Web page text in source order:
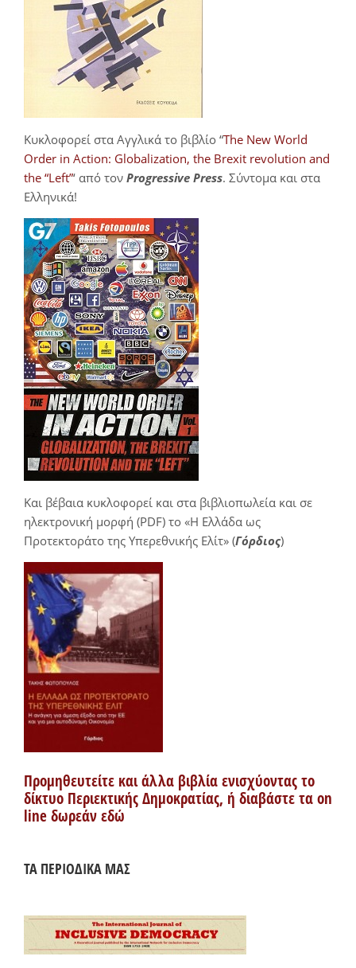
Κυκλοφορεί στα Αγγλικά το βιβλίο “The New World
Order in Action: Globalization, the Brexit revolution and
the “Left”‘ από τον Progressive Press. Σύντομα και στα
Ελληνικά!
Και βέβαια κυκλοφορεί και στα βιβλιοπωλεία και σε
ηλεκτρονική μορφή (PDF) το «Η Ελλάδα ως
Προτεκτοράτο της Υπερεθνικής Ελίτ» (Γόρδιος)
Προμηθευτείτε και άλλα βιβλία ενισχύοντας το
δίκτυο Περιεκτικής Δημοκρατίας, ή διαβάστε τα on
line δωρεάν εδώ
ΤΑ ΠΕΡΙΟΔΙΚΑ ΜΑΣ